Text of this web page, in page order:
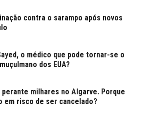
contra o sarampo após novos
o médico que pode tornar-se o
dos EUA?
perante milhares no Algarve. Porque
em risco de ser cancelado?